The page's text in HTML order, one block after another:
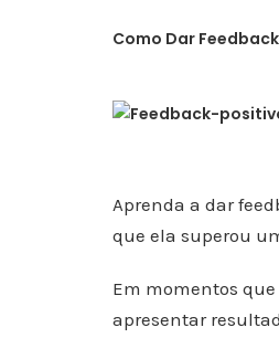
Como Dar
Aprenda a dar
que ela superou
Em momentos
apresentar